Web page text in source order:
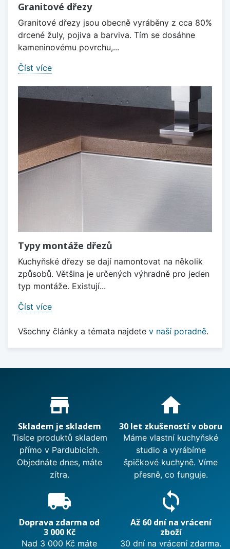
Granitové dřezy
Granitové dřezy jsou obecně vyráběny z cca 80%
drcené žuly, pojiva a barviva. Tím se dosáhne
kameninovému povrchu,...
Číst více
Typy montáže dřezů
Kuchyňské dřezy se dají namontovat na několik
způsobů. Většina je určených výhradně pro jeden
typ montáže. Existují...
Číst více
Všechny články a témata najdete v naší poradně.
Proč nakupovat u nás?
store_mall_directory
Skladem je skladem
Tisíce produktů skladem
přímo v Pardubicích.
Objednáte dnes, máte
zítra.
home
30 let zkušeností v oboru
Máme vlastní kuchyňské
studio a vyrábíme
špičkové kuchyně. Víme
přesně, co funguje.
local_shipping
Doprava zdarma od
3 000 Kč
Nad 3 000 Kč máte
sync
Až 60 dní na vrácení
zboží
30 dní na vrácení zdarma.